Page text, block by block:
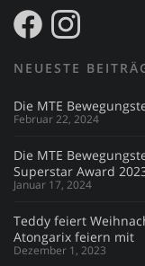
NEUESTE
Die MTE
Februar 22, 2024
Die MTE
Superstar Award
Januar 17, 2024
Teddy feiert
Atongarix feiern mit
Dezember 1, 2023